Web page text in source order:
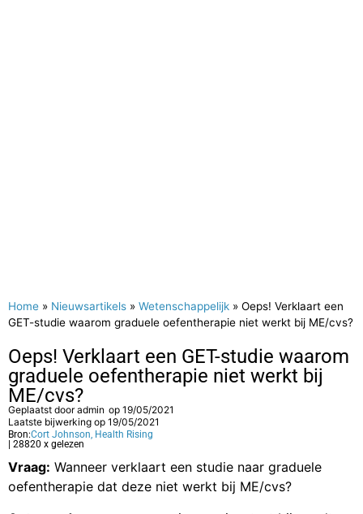
Home » Nieuwsartikels » Wetenschappelijk » Oeps! Verklaart een
GET-studie waarom graduele oefentherapie niet werkt bij ME/cvs?
Oeps! Verklaart een GET-studie waarom
graduele oefentherapie niet werkt bij
ME/cvs?
Geplaatst dooradmin op 19/05/2021
Laatste bijwerking op 19/05/2021
Bron:Cort Johnson, Health Rising
| 28820 x gelezen
Vraag: Wanneer verklaart een studie naar graduele
oefentherapie dat deze niet werkt bij ME/cvs?